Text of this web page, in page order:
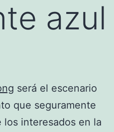
azul
será el escenario
que seguramente
los interesados en la